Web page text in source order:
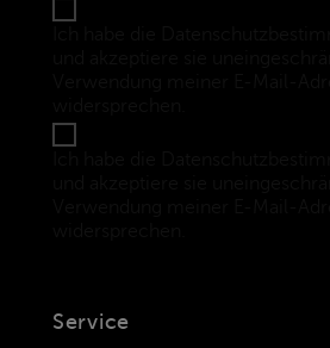
Service